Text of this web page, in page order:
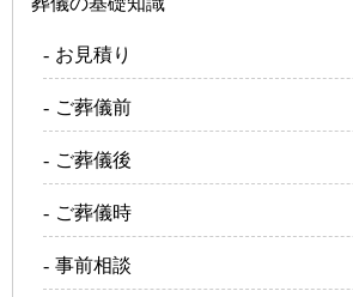
お見積り
ご葬儀前
ご葬儀後
ご葬儀時
事前相談